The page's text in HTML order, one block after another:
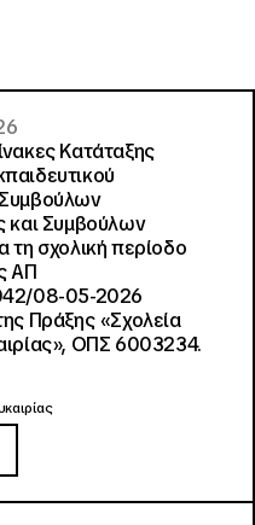
Κατάταξης
και Συμβούλων
τη σχολική περίοδο
ΑΠ
08-05-2026
Πράξης «Σχολεία
ΟΠΣ 6003234.